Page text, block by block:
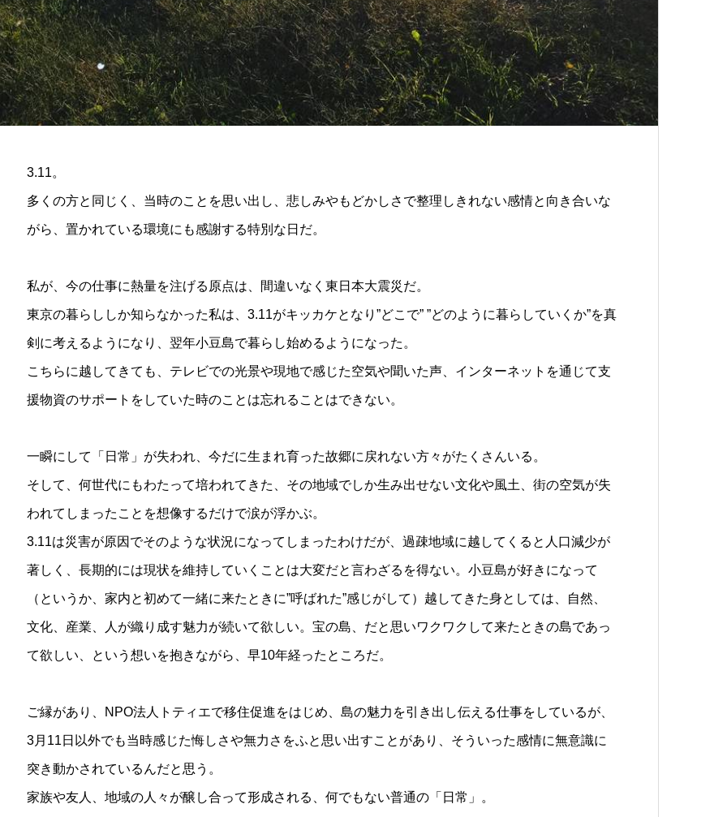
3.11。
多くの方と同じく、当時のことを思い出し、悲しみやもどかしさで整理しきれない感情と向き合いな
がら、置かれている環境にも感謝する特別な日だ。
私が、今の仕事に熱量を注げる原点は、間違いなく東日本大震災だ。
東京の暮らししか知らなかった私は、3.11がキッカケとなり”どこで” ”どのように暮らしていくか”を真
剣に考えるようになり、翌年小豆島で暮らし始めるようになった。
こちらに越してきても、テレビでの光景や現地で感じた空気や聞いた声、インターネットを通じて支
援物資のサポートをしていた時のことは忘れることはできない。
一瞬にして「日常」が失われ、今だに生まれ育った故郷に戻れない方々がたくさんいる。
そして、何世代にもわたって培われてきた、その地域でしか生み出せない文化や風土、街の空気が失
われてしまったことを想像するだけで涙が浮かぶ。
3.11は災害が原因でそのような状況になってしまったわけだが、過疎地域に越してくると人口減少が
著しく、長期的には現状を維持していくことは大変だと言わざるを得ない。小豆島が好きになって
（というか、家内と初めて一緒に来たときに”呼ばれた”感じがして）越してきた身としては、自然、
文化、産業、人が織り成す魅力が続いて欲しい。宝の島、だと思いワクワクして来たときの島であっ
て欲しい、という想いを抱きながら、早10年経ったところだ。
ご縁があり、NPO法人トティエで移住促進をはじめ、島の魅力を引き出し伝える仕事をしているが、
3月11日以外でも当時感じた悔しさや無力さをふと思い出すことがあり、そういった感情に無意識に
突き動かされているんだと思う。
家族や友人、地域の人々が醸し合って形成される、何でもない普通の「日常」。